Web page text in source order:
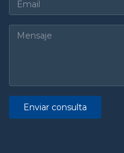
Enviar consulta